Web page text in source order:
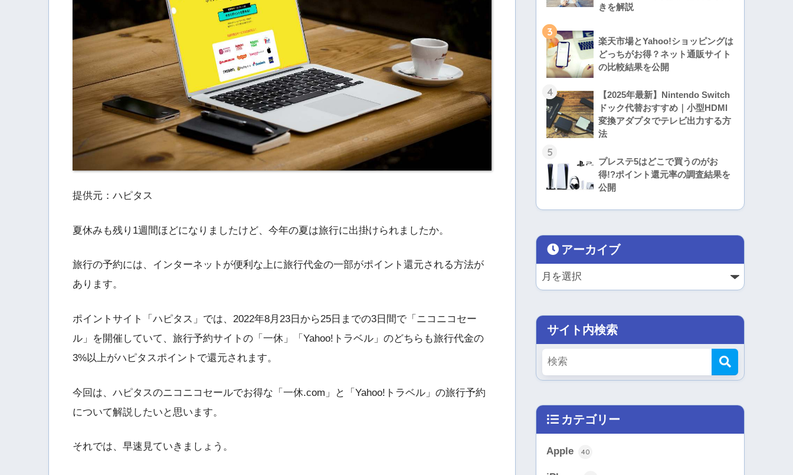
提供元：ハピタス
夏休みも残り1週間ほどになりましたけど、今年の夏は旅行に出掛けられましたか。
旅行の予約には、インターネットが便利な上に旅行代金の一部がポイント還元される方法が
あります。
ポイントサイト「ハピタス」では、2022年8月23日から25日までの3日間で「ニコニコセー
ル」を開催していて、旅行予約サイトの「一休」「Yahoo!トラベル」のどちらも旅行代金の
3%以上がハピタスポイントで還元されます。
今回は、ハピタスのニコニコセールでお得な「一休.com」と「Yahoo!トラベル」の旅行予約
について解説したいと思います。
それでは、早速見ていきましょう。
きを解説
3
楽天市場とYahoo!ショッピングは
どっちがお得？ネット通販サイト
の比較結果を公開
4
【2025年最新】Nintendo Switch
ドック代替おすすめ｜小型HDMI
変換アダプタでテレビ出力する方
法
5
プレステ5はどこで買うのがお
得!?ポイント還元率の調査結果を
公開
アーカイブ
サイト内検索
カテゴリー
Apple 40